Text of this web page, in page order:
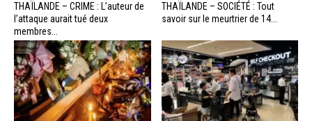
THAÏLANDE – CRIME : L’auteur de
l’attaque aurait tué deux
membres...
THAÏLANDE – SOCIÉTÉ : Tout
savoir sur le meurtrier de 14...